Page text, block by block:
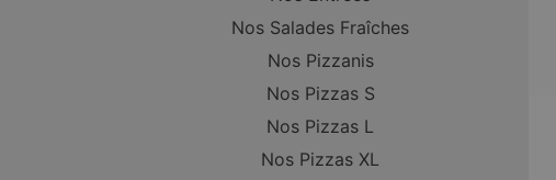
Nos Salades Fraîches
Nos Pizzanis
Nos Pizzas S
Nos Pizzas L
Nos Pizzas XL